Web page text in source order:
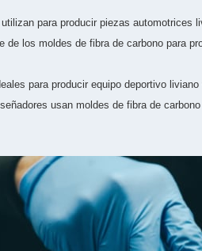
para producir piezas
de los moldes de fibra de carbono para
para producir equipo deportivo
usan moldes de fibra de